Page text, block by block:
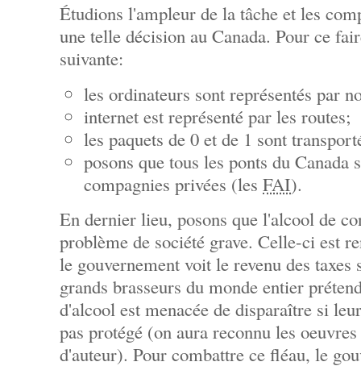
Étudions l'ampleur de la tâche et les
une telle décision au Canada. Pour ce
suivante:
les ordinateurs sont représentés par
internet est représenté par les routes;
les paquets de 0 et de 1 sont
posons que tous les ponts du Canada
compagnies privées (les FAI).
En dernier lieu, posons que l'alcool de
problème de société grave. Celle-ci est
le gouvernement voit le revenu des
grands brasseurs du monde entier
d'alcool est menacée de disparaître si
pas protégé (on aura reconnu les
d'auteur). Pour combattre ce fléau, le